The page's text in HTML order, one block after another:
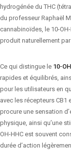
hydrogénée du THC
du professeur Raphaël
cannabinoïdes, le 10-
produit naturellement
Ce qui distingue le 10-
rapides et équilibrés,
pour les utilisateurs en
avec les récepteurs
procure une sensation
physique, ainsi qu’une
OH-HHC est souvent
durée d’action